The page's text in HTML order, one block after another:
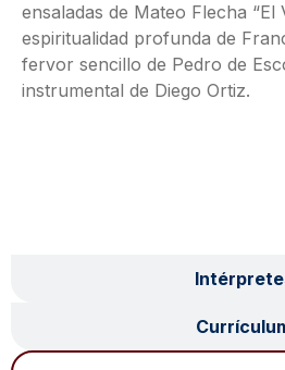
ensaladas de Mateo Flecha “El
espiritualidad profunda de
fervor sencillo de Pedro de
instrumental de Diego Ortiz.